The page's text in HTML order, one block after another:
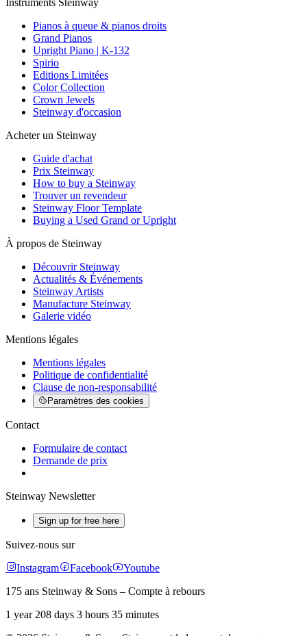
Pianos à queue & pianos droits
Grand Pianos
Upright Piano | K-132
Spirio
Editions Limitées
Color Collection
Crown Jewels
Steinway d'occasion
Acheter un Steinway
Guide d'achat
Prix Steinway
How to buy a Steinway
Trouver un revendeur
Steinway Floor Template
Buying a Used Grand or Upright
À propos de Steinway
Découvrir Steinway
Actualités & Événements
Steinway Artists
Manufacture Steinway
Galerie vidéo
Mentions légales
Mentions légales
Politique de confidentialité
Clause de non-responsabilité
Paramètres des cookies
Contact
Formulaire de contact
Demande de prix
Steinway Newsletter
Sign up for free here
Suivez-nous sur
Instagram
Facebook
Youtube
175 ans Steinway & Sons – Compte à rebours
1 year 208 days 3 hours 35 minutes